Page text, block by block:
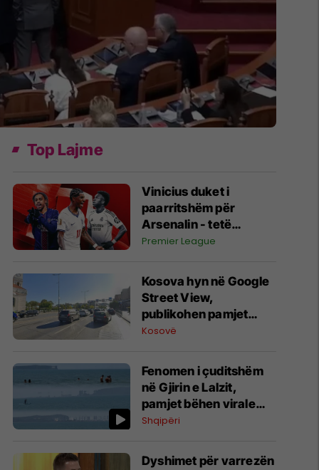
Top Lajme
Vinicius duket i
paarritshëm për
Arsenalin - tetë
alternativa si
për krahun e majtë te
Topçinjtë
Premier League
Kosova hyn në Google
Street View,
publikohen pamjet
360-gradëshe
Kosovë
Fenomen i çuditshëm
në Gjirin e Lalzit,
pamjet bëhen virale
(Video)
Shqipëri
Dyshimet për varrezën